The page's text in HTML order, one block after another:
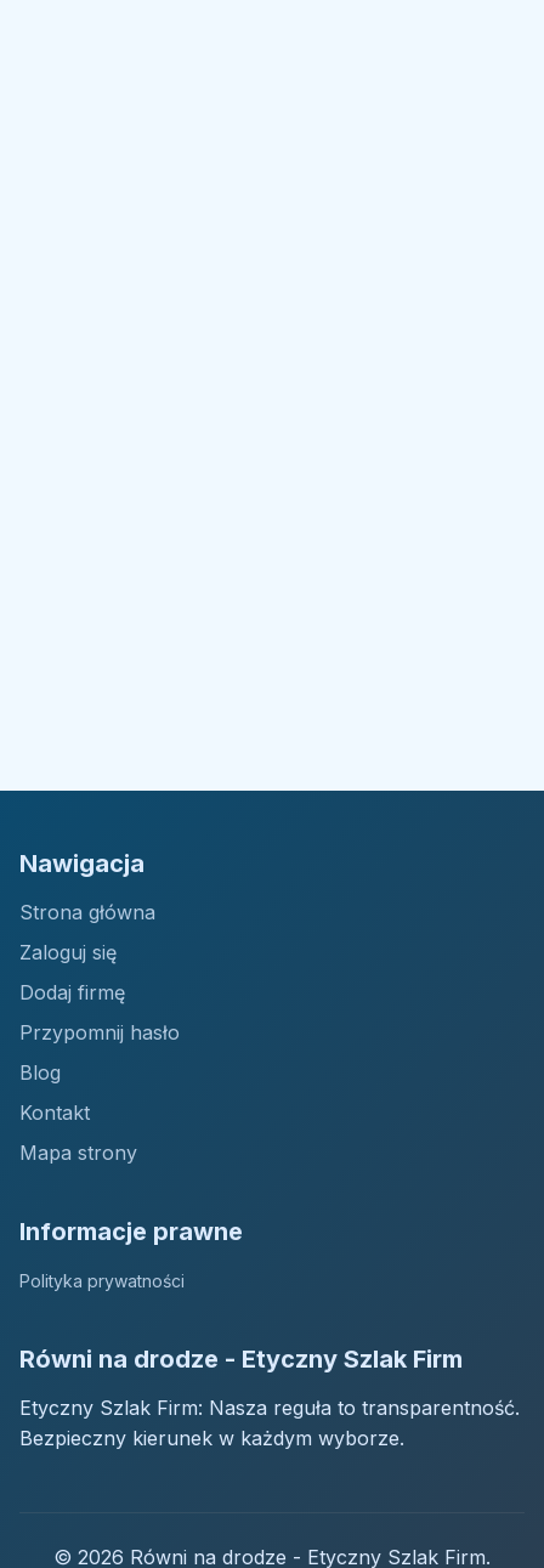
Nawigacja
Strona główna
Zaloguj się
Dodaj firmę
Przypomnij hasło
Blog
Kontakt
Mapa strony
Informacje prawne
Polityka prywatności
Równi na drodze - Etyczny Szlak Firm
Etyczny Szlak Firm: Nasza reguła to transparentność.
Bezpieczny kierunek w każdym wyborze.
© 2026 Równi na drodze - Etyczny Szlak Firm.